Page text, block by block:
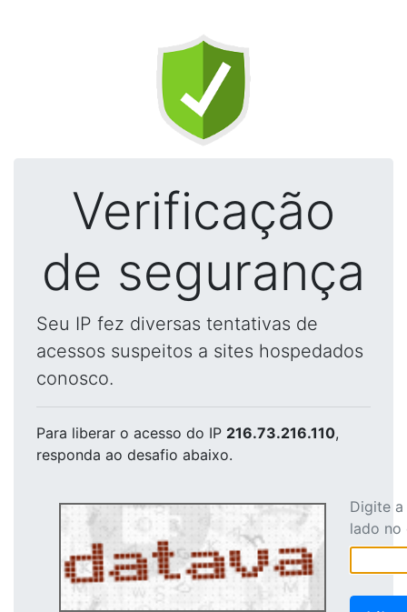
Verificação
de segurança
Seu IP fez diversas tentativas de
acessos suspeitos a sites hospedados
conosco.
Para liberar o acesso do IP 216.73.216.110,
responda ao desafio abaixo.
Digite
lado no